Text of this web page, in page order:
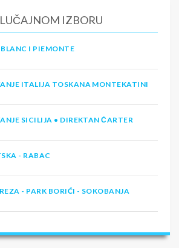
IZBORU
I PIEMONTE
ITALIJA TOSKANA MONTEKATINI
SICILIJA • DIREKTAN ČARTER
- RABAC
- PARK BORIĆI - SOKOBANJA